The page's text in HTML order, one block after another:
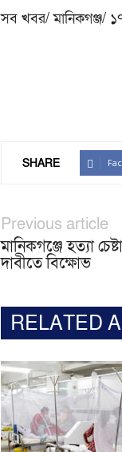
সব খবর/ মানিকগঞ্জ/
SHARE
Previous article
মানিকগঞ্জে হত্যা
দাবীতে বিক্ষোভ
RELATED